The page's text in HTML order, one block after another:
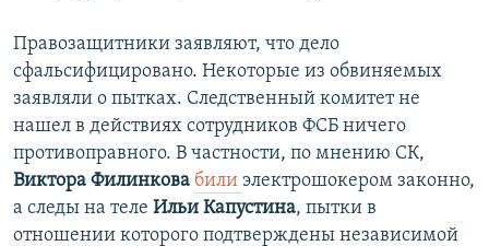
Правозащитники заявляют, что дело
сфальсифицировано. Некоторые из обвиняемых
заявляли о пытках. Следственный комитет не
нашел в действиях сотрудников ФСБ ничего
противоправного. В частности, по мнению СК,
Виктора Филинкова били электрошокером законно,
а следы на теле Ильи Капустина, пытки в
отношении которого подтверждены независимой